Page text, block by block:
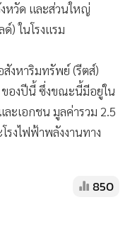
หวัด และส่วนใหญ่
) ในโรงแรม
งหาริมทรัพย์ (รีตส์)
ของปีนี้ ซึ่งขณะนี้มีอยู่ใน
ะเอกชน มูลค่ารวม 2.5
รงไฟฟ้าพลังงานทาง
850